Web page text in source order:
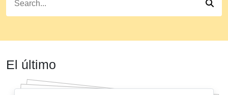
El último